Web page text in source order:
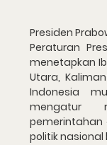
Presiden
Peraturan
menetapkan
Utara,
Indonesia
mengatur
pemerintahan
politik nasional